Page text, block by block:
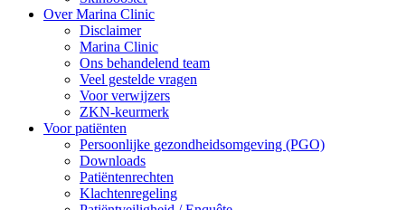
Over Marina Clinic
Disclaimer
Marina Clinic
Ons behandelend team
Veel gestelde vragen
Voor verwijzers
ZKN-keurmerk
Voor patiënten
Persoonlijke gezondheidsomgeving (PGO)
Downloads
Patiëntenrechten
Klachtenregeling